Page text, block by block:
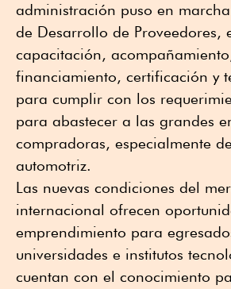
administración puso en
de Desarrollo de Proveedores,
capacitación,
financiamiento, certificación y
para cumplir con los
para abastecer a las grandes
compradoras, especialmente
automotriz.
Las nuevas condiciones del
internacional ofrecen
emprendimiento para
universidades e institutos
cuentan con el conocimiento